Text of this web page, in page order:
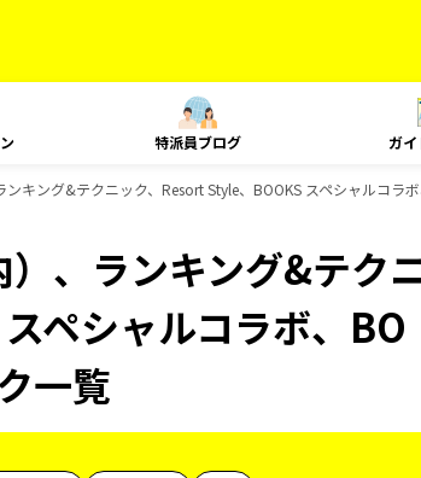
特派員ブログ ガ
キング&テクニック、Resort Style、BOOKS スペシャルコラ
、ランキング&テク
ペシャルコラボ、BO
一覧